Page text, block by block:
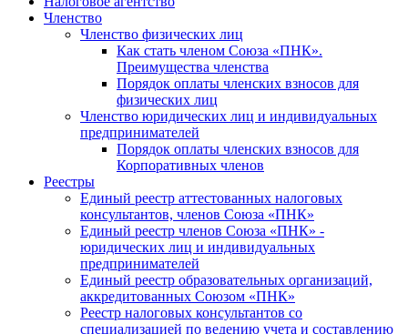
Членство
Членство физических лиц
Как стать членом Союза «ПНК».
Преимущества членства
Порядок оплаты членских взносов для
физических лиц
Членство юридических лиц и индивидуальных
предпринимателей
Порядок оплаты членских взносов для
Корпоративных членов
Реестры
Единый реестр аттестованных налоговых
консультантов, членов Союза «ПНК»
Единый реестр членов Союза «ПНК» -
юридических лиц и индивидуальных
предпринимателей
Единый реестр образовательных организаций,
аккредитованных Союзом «ПНК»
Реестр налоговых консультантов со
специализацией по ведению учета и составлению